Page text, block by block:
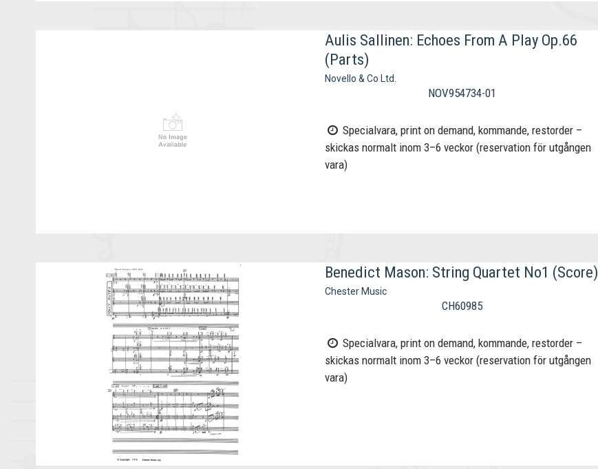
Aulis Sallinen: Echoes From A Play Op.66
(Parts)
Novello & Co Ltd.
NOV954734-01
Specialvara, print on demand, kommande, restorder –
skickas normalt inom 3–6 veckor (reservation för utgången
vara)
Benedict Mason: String Quartet No1 (Score)
Chester Music
CH60985
Specialvara, print on demand, kommande, restorder –
skickas normalt inom 3–6 veckor (reservation för utgången
vara)